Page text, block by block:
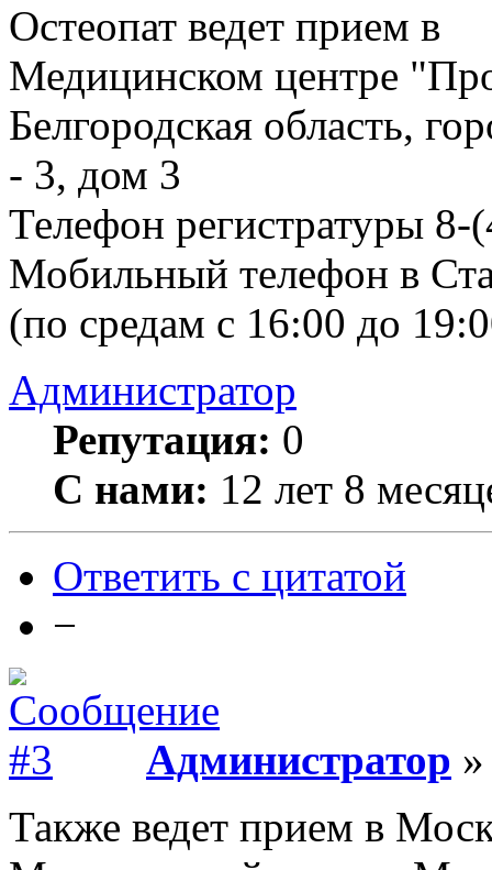
Остеопат ведет прием в
Медицинском центре
Белгородская область,
- 3, дом 3
Телефон регистратуры
Мобильный телефон в
(по средам с 16:00 до
Администратор
Репутация: 0
С нами: 12 лет 8
Ответить с цитатой
−
Администратор
Также ведет прием в